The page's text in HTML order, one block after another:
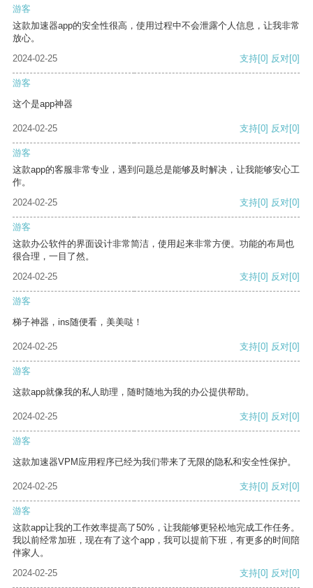
游客
这款加速器app的安全性很高，使用过程中不会泄露个人信息，让我非常
放心。
2024-02-25
支持[0] 反对[0]
游客
这个是app神器
2024-02-25 支持[0] 反对[0]
游客
这款app的客服非常专业，遇到问题总是能够及时解决，让我能够安心工
作。
2024-02-25
支持[0] 反对[0]
游客
这款办公软件的界面设计非常简洁，使用起来非常方便。功能的布局也
很合理，一目了然。
2024-02-25
支持[0] 反对[0]
游客
梯子神器，ins随便看，美美哒！
2024-02-25 支持[0] 反对[0]
游客
这款app就像我的私人助理，随时随地为我的办公提供帮助。
2024-02-25 支持[0] 反对[0]
游客
这款加速器VPM应用程序已经为我们带来了无限的隐私和安全性保护。
2024-02-25 支持[0] 反对[0]
游客
这款app让我的工作效率提高了50%，让我能够更轻松地完成工作任务。
我以前经常加班，现在有了这个app，我可以提前下班，有更多的时间陪
伴家人。
2024-02-25
支持[0] 反对[0]